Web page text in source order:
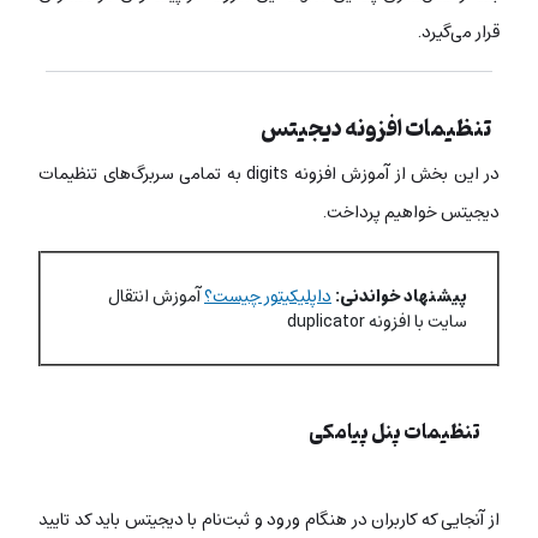
قرار می‌گیرد.
تنظیمات افزونه دیجیتس
در این بخش از آموزش افزونه digits به تمامی سربرگ‌های تنظیمات
دیجیتس خواهیم پرداخت.
پیشنهاد خواندنی:داپلیکیتور چیست؟آموزش انتقال
سایت با افزونه duplicator
تنظیمات پنل پیامکی
از آنجایی که کاربران در هنگام ورود و ثبت‌نام با دیجیتس باید کد تایید